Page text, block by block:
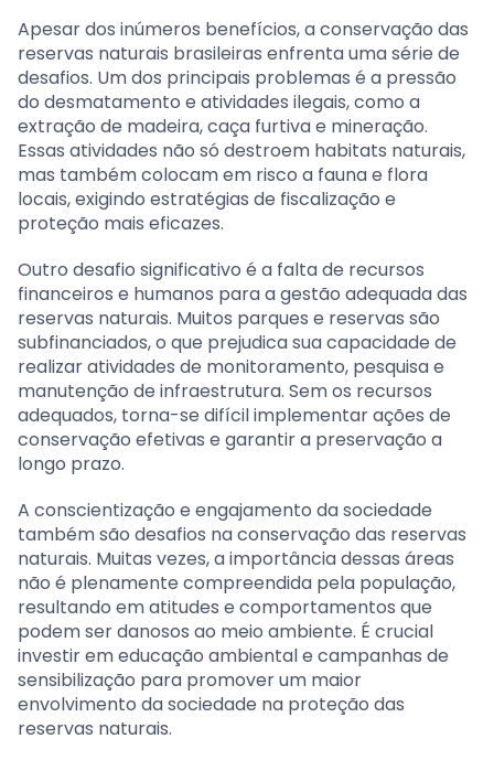
Apesar dos inúmeros benefícios, a conservação das
reservas naturais brasileiras enfrenta uma série de
desafios. Um dos principais problemas é a pressão
do desmatamento e atividades ilegais, como a
extração de madeira, caça furtiva e mineração.
Essas atividades não só destroem habitats naturais,
mas também colocam em risco a fauna e flora
locais, exigindo estratégias de fiscalização e
proteção mais eficazes.
Outro desafio significativo é a falta de recursos
financeiros e humanos para a gestão adequada das
reservas naturais. Muitos parques e reservas são
subfinanciados, o que prejudica sua capacidade de
realizar atividades de monitoramento, pesquisa e
manutenção de infraestrutura. Sem os recursos
adequados, torna-se difícil implementar ações de
conservação efetivas e garantir a preservação a
longo prazo.
A conscientização e engajamento da sociedade
também são desafios na conservação das reservas
naturais. Muitas vezes, a importância dessas áreas
não é plenamente compreendida pela população,
resultando em atitudes e comportamentos que
podem ser danosos ao meio ambiente. É crucial
investir em educação ambiental e campanhas de
sensibilização para promover um maior
envolvimento da sociedade na proteção das
reservas naturais.